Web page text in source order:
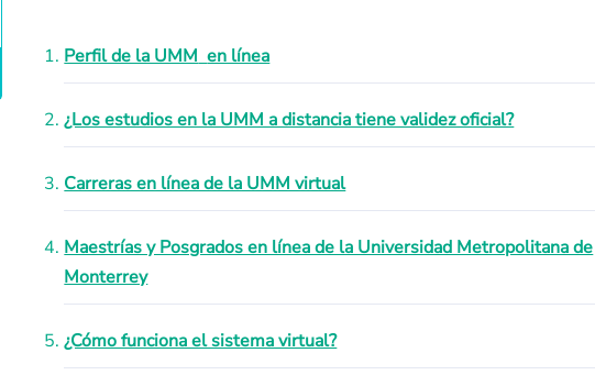
Perfil de la UMM en línea
¿Los estudios en la UMM a distancia tiene validez oficial?
Carreras en línea de la UMM virtual
Maestrías y Posgrados en línea de la Universidad Metropolitana de
Monterrey
¿Cómo funciona el sistema virtual?